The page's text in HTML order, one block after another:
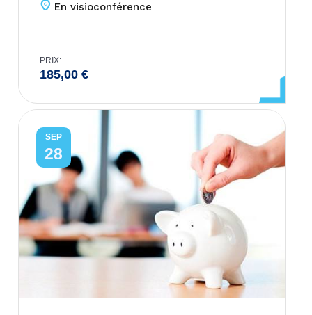
En visioconférence
PRIX:
185,00€
SEP
28